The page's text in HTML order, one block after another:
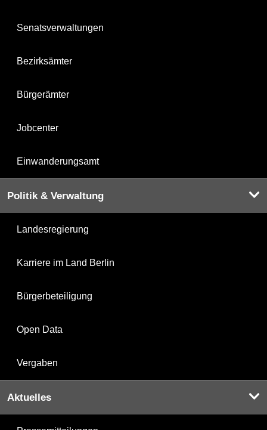
Senatsverwaltungen
Bezirksämter
Bürgerämter
Jobcenter
Einwanderungsamt
Politik & Verwaltung
Landesregierung
Karriere im Land Berlin
Bürgerbeteiligung
Open Data
Vergaben
Aktuelles